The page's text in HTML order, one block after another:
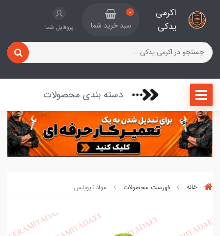
اکرمی
یدکی
0
سبد خرید شما پروفایل شما
دسته بندی محصولات
خانه فهرست محصولات مواد تیوبلس